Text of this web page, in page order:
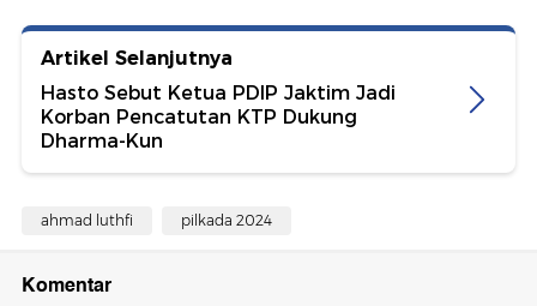
Artikel Selanjutnya
Hasto Sebut Ketua PDIP Jaktim Jadi
Korban Pencatutan KTP Dukung
Dharma-Kun
ahmad luthfi pilkada 2024